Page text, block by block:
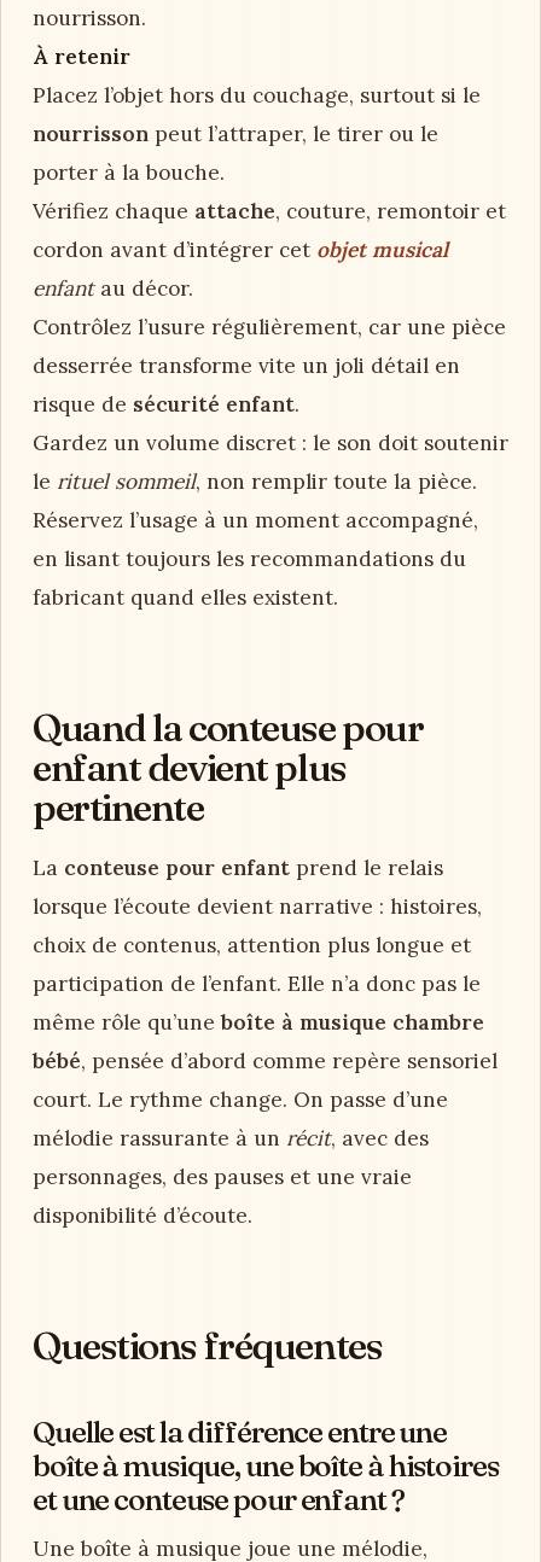
nourrisson.
À retenir
Placez l’objet hors du couchage, surtout si le
nourrisson peut l’attraper, le tirer ou le
porter à la bouche.
Vérifiez chaque attache, couture, remontoir et
cordon avant d’intégrer cet objet musical
enfantau décor.
Contrôlez l’usure régulièrement, car une pièce
desserrée transforme vite un joli détail en
risque de sécurité enfant.
Gardez un volume discret : le son doit soutenir
le rituel sommeil, non remplir toute la pièce.
Réservez l’usage à un moment accompagné,
en lisant toujours les recommandations du
fabricant quand elles existent.
Quand la conteuse pour
enfant devient plus
pertinente
La conteuse pour enfant prend le relais
lorsque l’écoute devient narrative : histoires,
choix de contenus, attention plus longue et
participation de l’enfant. Elle n’a donc pas le
même rôle qu’uneboîte à musique chambre
bébé, pensée d’abord comme repère sensoriel
court. Le rythme change. On passe d’une
mélodie rassurante à un récit, avec des
personnages, des pauses et une vraie
disponibilité d’écoute.
Questions fréquentes
Quelle est la différence entre une
boîte à musique, une boîte à histoires
et une conteuse pour enfant ?
Une boîte à musique joue une mélodie,